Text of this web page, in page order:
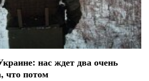
нас ждет два очень
что потом